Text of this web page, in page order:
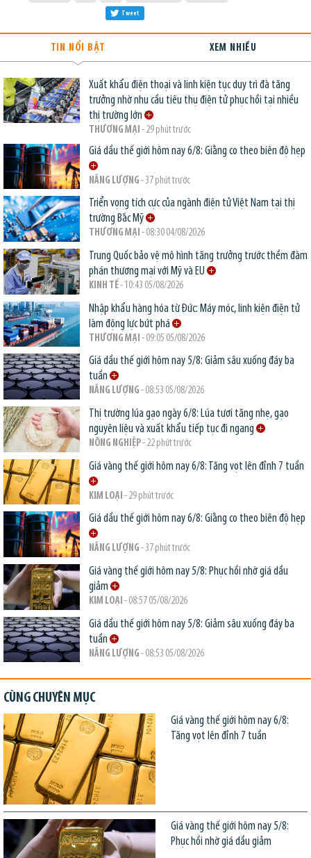
Tweet
TIN NỔI BẬT XEM NHIỀU
Xuất khẩu điện thoại và linh kiện tục duy trì đà tăng
trưởng nhờ nhu cầu tiêu thụ điện tử phục hồi tại nhiều
thị trường lớn
THƯƠNG MẠI - 29 phút trước
Giá dầu thế giới hôm nay 6/8: Giằng co theo biên độ hẹp
NĂNG LƯỢNG - 37 phút trước
Triển vọng tích cực của ngành điện tử Việt Nam tại thị
trường Bắc Mỹ
THƯƠNG MẠI - 08:30 04/08/2026
Trung Quốc bảo vệ mô hình tăng trưởng trước thềm đàm
phán thương mại với Mỹ và EU
KINH TẾ- 10:43 05/08/2026
Nhập khẩu hàng hóa từ Đức: Máy móc, linh kiện điện tử
làm động lực bứt phá
THƯƠNG MẠI - 09:05 05/08/2026
Giá dầu thế giới hôm nay 5/8: Giảm sâu xuống đáy ba
tuần
NĂNG LƯỢNG - 08:53 05/08/2026
Thị trường lúa gạo ngày 6/8: Lúa tươi tăng nhẹ, gạo
nguyên liệu và xuất khẩu tiếp tục đi ngang
NÔNG NGHIỆP- 22 phút trước
Giá vàng thế giới hôm nay 6/8: Tăng vọt lên đỉnh 7 tuần
KIM LOẠI - 29 phút trước
Giá dầu thế giới hôm nay 6/8: Giằng co theo biên độ hẹp
NĂNG LƯỢNG - 37 phút trước
Giá vàng thế giới hôm nay 5/8: Phục hồi nhờ giá dầu
giảm
KIM LOẠI - 08:57 05/08/2026
Giá dầu thế giới hôm nay 5/8: Giảm sâu xuống đáy ba
tuần
NĂNG LƯỢNG - 08:53 05/08/2026
CÙNG CHUYÊN MỤC
Giá vàng thế giới hôm nay 6/8:
Tăng vọt lên đỉnh 7 tuần
Giá vàng thế giới hôm nay 5/8:
Phục hồi nhờ giá dầu giảm